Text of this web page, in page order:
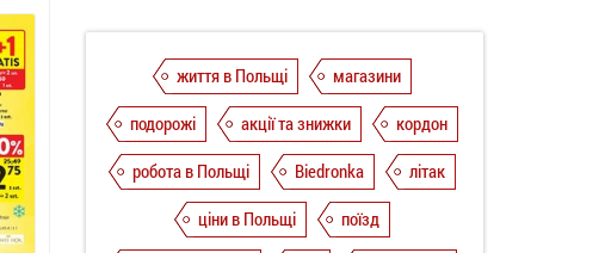
життя в Польщі
магазини
подорожі
акції та знижки
кордон
робота в Польщі
Biedronka
літак
ціни в Польщі
поїзд